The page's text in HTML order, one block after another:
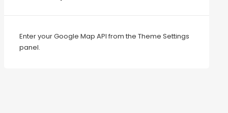
Enter your Google Map API from the Theme Settings
panel.